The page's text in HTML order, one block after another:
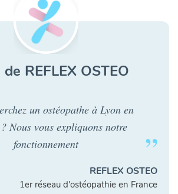
REFLEX OSTEO
un ostéopathe à Lyon en
Nous vous expliquons notre
fonctionnement
REFLEX OSTEO
1er réseau d'ostéopathie en France